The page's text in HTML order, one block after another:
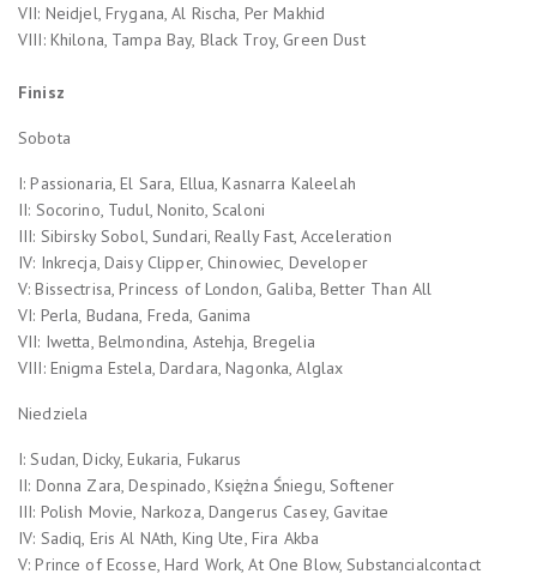
VII: Neidjel, Frygana, Al Rischa, Per Makhid
VIII: Khilona, Tampa Bay, Black Troy, Green Dust
Finisz
Sobota
I: Passionaria, El Sara, Ellua, Kasnarra Kaleelah
II: Socorino, Tudul, Nonito, Scaloni
III: Sibirsky Sobol, Sundari, Really Fast, Acceleration
IV: Inkrecja, Daisy Clipper, Chinowiec, Developer
V: Bissectrisa, Princess of London, Galiba, Better Than All
VI: Perla, Budana, Freda, Ganima
VII: Iwetta, Belmondina, Astehja, Bregelia
VIII: Enigma Estela, Dardara, Nagonka, Alglax
Niedziela
I: Sudan, Dicky, Eukaria, Fukarus
II: Donna Zara, Despinado, Księżna Śniegu, Softener
III: Polish Movie, Narkoza, Dangerus Casey, Gavitae
IV: Sadiq, Eris Al NAth, King Ute, Fira Akba
V: Prince of Ecosse, Hard Work, At One Blow, Substancialcontact